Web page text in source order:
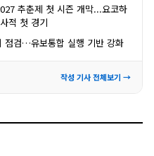
추춘제 첫 시즌 개막...요코하
적 첫 경기
점검…유보통합 실행 기반 강화
작성 기사 전체보기 →